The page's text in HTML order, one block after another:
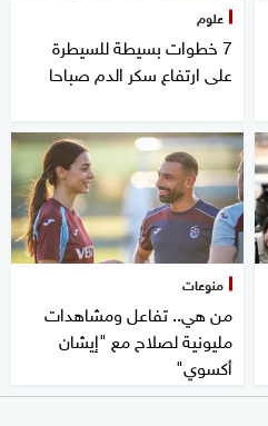
علوم
7 خطوات بسيطة للسيطرة
على ارتفاع سكر الدم صباحا
منوعات
من هي.. تفاعل ومشاهدات
مليونية لصلاح مع "إيشان
أكسوي"